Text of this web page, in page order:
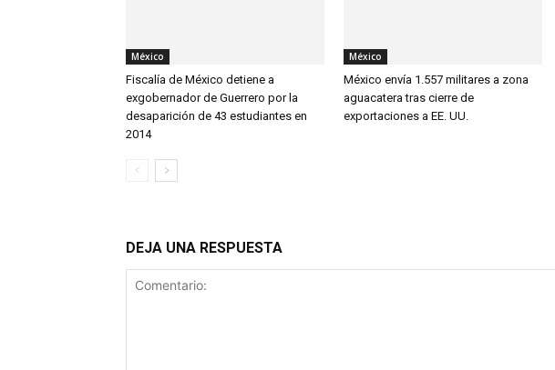
México
Fiscalía de México detiene a
exgobernador de Guerrero por la
desaparición de 43 estudiantes en
2014
México
México envía 1.557 militares a zona
aguacatera tras cierre de
exportaciones a EE. UU.
DEJA UNA RESPUESTA